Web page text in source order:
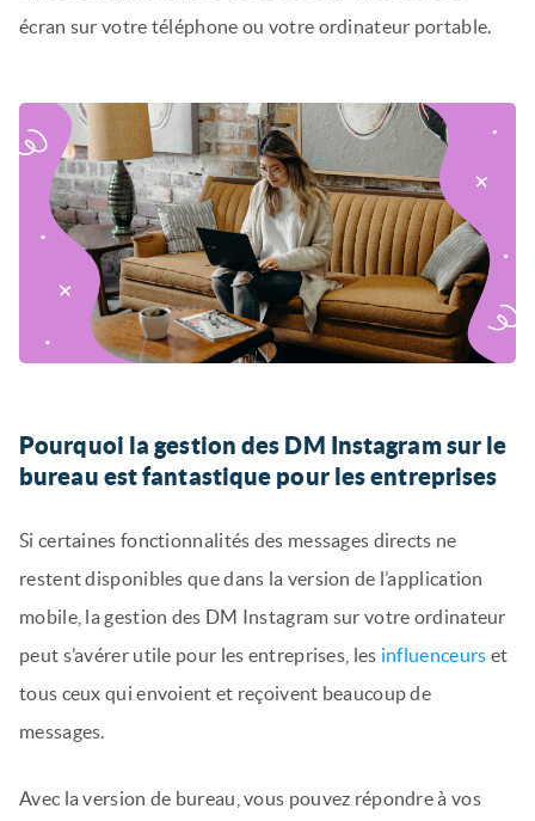
écran sur votre téléphone ou votre ordinateur portable.
Pourquoi la gestion des DM Instagram sur le
bureau est fantastique pour les entreprises
Si certaines fonctionnalités des messages directs ne
restent disponibles que dans la version de l’application
mobile, la gestion des DM Instagram sur votre ordinateur
peut s’avérer utile pour les entreprises, les influenceurs et
tous ceux qui envoient et reçoivent beaucoup de
messages.
Avec la version de bureau, vous pouvez répondre à vos